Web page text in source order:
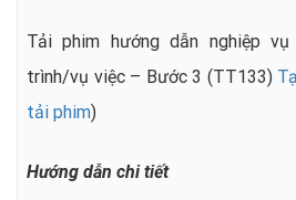
Tải phim hướng dẫn nghiệp
trình/vụ việc – Bước 3 (TT133)
tải phim)
Hướng dẫn chi tiết